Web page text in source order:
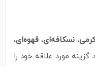
، نسکافه‌ای، قهوه‌ای،
مورد علاقه خود را